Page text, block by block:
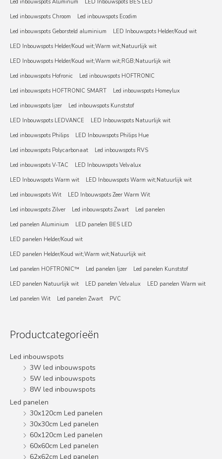
Led inbouwspots Aluminum
LED Inbouwspots BES LED
Led inbouwspots Chroom
Led inbouwspots Ecodim
Led inbouwspots Geborsteld aluminium
LED Inbouwspots Helder/Koud wit
LED Inbouwspots Helder/Koud wit;Warm wit;Natuurlijk wit
LED Inbouwspots Helder/Koud wit;Warm wit;RGB;Natuurlijk wit
Led inbouwspots Hofronic
Led inbouwspots HOFTRONIC
Led inbouwspots HOFTRONIC SMART
Led inbouwspots Homeylux
Led inbouwspots Ijzer
Led inbouwspots Kunststof
LED Inbouwspots LEDVANCE
LED Inbouwspots Natuurlijk wit
Led inbouwspots Philips
LED Inbouwspots Philips Hue
Led inbouwspots Polycarbonaat
Led inbouwspots RVS
Led inbouwspots V-TAC
LED Inbouwspots Velvalux
LED Inbouwspots Warm wit
LED Inbouwspots Warm wit;Natuurlijk wit
Led inbouwspots Wit
LED Inbouwspots Zeer Warm Wit
Led inbouwspots Zilver
Led inbouwspots Zwart
Led panelen
Led panelen Aluminium
LED panelen BES LED
LED panelen Helder/Koud wit
LED panelen Helder/Koud wit;Warm wit;Natuurlijk wit
Led panelen HOFTRONIC™
Led panelen Ijzer
Led panelen Kunststof
LED panelen Natuurlijk wit
LED panelen Velvalux
LED panelen Warm wit
Led panelen Wit
Led panelen Zwart PVC
Productcategorieën
Led inbouwspots
3W led inbouwspots
5W led inbouwspots
8W led inbouwspots
Led panelen
30x120cm Led panelen
30x30cm Led panelen
60x120cm Led panelen
60x60cm Led panelen
62x62cm Led panelen